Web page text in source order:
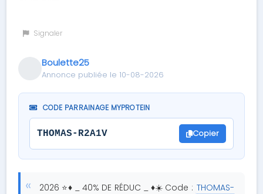
Signaler
Boulette25
Annonce publiée le 10-08-2026
CODE PARRAINAGE MYPROTEIN
THOMAS-R2A1V Copier
2026 ⭐♦ _ 40% DE RÉDUC _ ♦☀️ Code : THOMAS-